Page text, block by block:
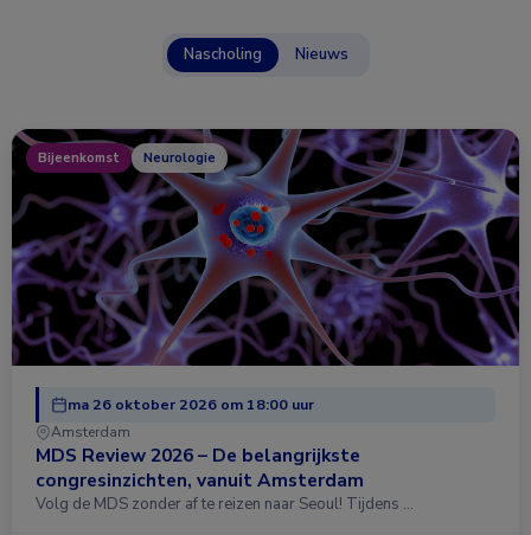
Nascholing Nieuws
Bijeenkomst Neurologie
ma 26 oktober 2026 om 18:00 uur
Amsterdam
MDS Review 2026 – De belangrijkste
congresinzichten, vanuit Amsterdam
Volg de MDS zonder af te reizen naar Seoul! Tijdens …